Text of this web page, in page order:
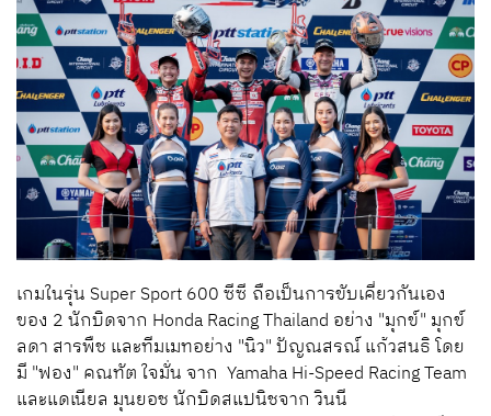
เกมในรุ่น Super Sport 600 ซีซี ถือเป็นการขับเคี่ยวกันเอง
ของ 2 นักบิดจาก Honda Racing Thailand อย่าง "มุกข์" มุกข์
ลดา สารพืช และทีมเมทอย่าง "นิว" ปัญณสรณ์ แก้วสนธิ โดย
มี "ฟอง" คณทัต ใจมั่น จาก Yamaha Hi-Speed Racing Team
และแดเนียล มุนยอช นักบิดสแปนิชจาก วินนี